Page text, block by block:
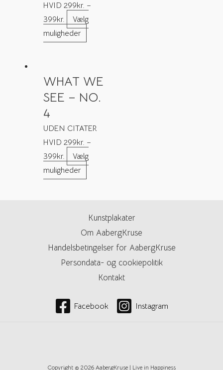
HVID 299kr. –
399kr.
Vælg
muligheder
WHAT WE
SEE – NO.
4
UDEN CITATER
HVID 299kr. –
399kr.
Vælg
muligheder
Kunstplakater
Om AabergKruse
Handelsbetingelser for AabergKruse
Persondata- og cookiepolitik
Kontakt
Facebook Instagram
Copyright © 2026 AabergKruse | Live in Happiness